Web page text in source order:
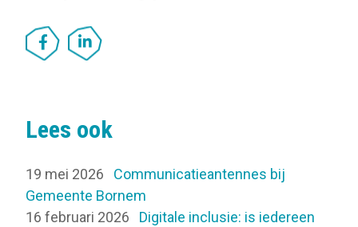
Lees ook
19 mei 2026
Communicatieantennes bij
Gemeente Bornem
16 februari 2026
Digitale inclusie: is iedereen